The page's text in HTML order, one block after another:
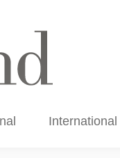
International